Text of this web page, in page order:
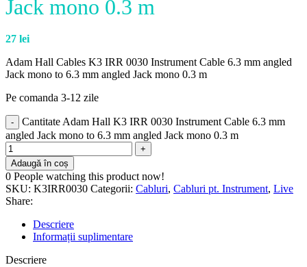
Jack mono 0.3 m
27 lei
Adam Hall Cables K3 IRR 0030 Instrument Cable 6.3 mm angled
Jack mono to 6.3 mm angled Jack mono 0.3 m
Pe comanda 3-12 zile
Cantitate Adam Hall K3 IRR 0030 Instrument Cable 6.3 mm
angled Jack mono to 6.3 mm angled Jack mono 0.3 m
Adaugă în coș
0 People watching this product now!
SKU: K3IRR0030 Categorii: Cabluri, Cabluri pt. Instrument, Live
Share:
Descriere
Informații suplimentare
Descriere